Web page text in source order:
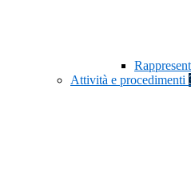
Attività e procedimenti